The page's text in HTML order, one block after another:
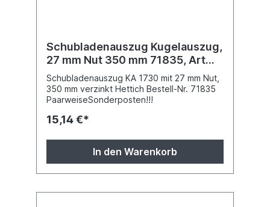
Schubladenauszug Kugelauszug,
27 mm Nut 350 mm 71835, Art
998
Schubladenauszug KA 1730 mit 27 mm Nut,
350 mm verzinkt Hettich Bestell-Nr. 71835
PaarweiseSonderposten!!!
15,14 €*
In den Warenkorb